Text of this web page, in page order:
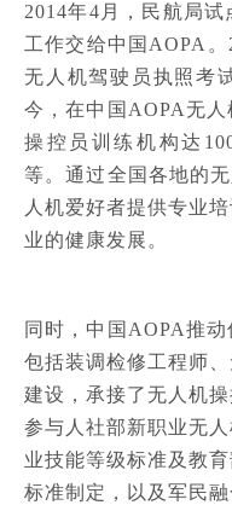
2014年4月，民航局
工作交给中国AOPA
无人机驾驶员执照考
今，在中国AOPA无
操控员训练机构达
等。通过全国各地的
人机爱好者提供专业
业的健康发展。
同时，中国AOPA推
包括装调检修工程师
建设，承接了无人机
参与人社部新职业无
业技能等级标准及教
标准制定，以及军民